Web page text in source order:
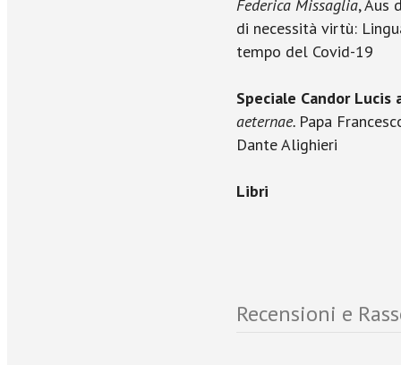
Federica Missaglia, Aus
di necessità virtù:
tempo del Covid-19
Speciale Candor
aeternae. Papa
Dante Alighieri
Libri
Recensioni e